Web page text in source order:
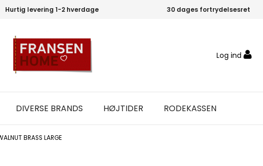
Hurtig levering 1-2 hverdage 30 dages fortrydelsesret
Log ind
DIVERSE BRANDS HØJTIDER RODEKASSEN
BRASS LARGE